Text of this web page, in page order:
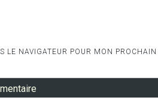
NAVIGATEUR POUR MON PROCHAIN